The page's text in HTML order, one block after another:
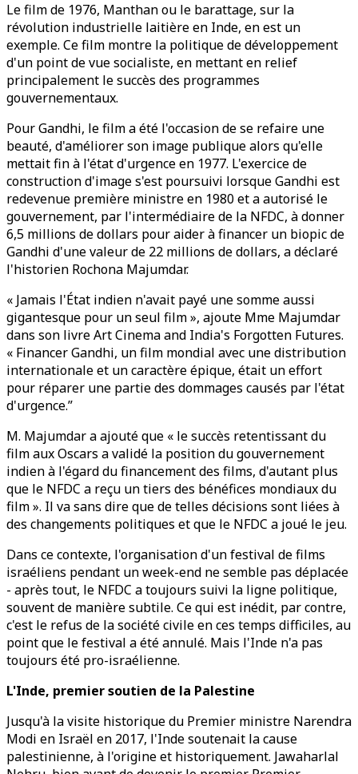
Le film de 1976, Manthan ou le barattage, sur la
révolution industrielle laitière en Inde, en est un
exemple. Ce film montre la politique de développement
d'un point de vue socialiste, en mettant en relief
principalement le succès des programmes
gouvernementaux.
Pour Gandhi, le film a été l'occasion de se refaire une
beauté, d'améliorer son image publique alors qu'elle
mettait fin à l'état d'urgence en 1977. L'exercice de
construction d'image s'est poursuivi lorsque Gandhi est
redevenue première ministre en 1980 et a autorisé le
gouvernement, par l'intermédiaire de la NFDC, à donner
6,5 millions de dollars pour aider à financer un biopic de
Gandhi d'une valeur de 22 millions de dollars, a déclaré
l'historien Rochona Majumdar.
« Jamais l'État indien n'avait payé une somme aussi
gigantesque pour un seul film », ajoute Mme Majumdar
dans son livre Art Cinema and India's Forgotten Futures.
« Financer Gandhi, un film mondial avec une distribution
internationale et un caractère épique, était un effort
pour réparer une partie des dommages causés par l'état
d'urgence.”
M. Majumdar a ajouté que « le succès retentissant du
film aux Oscars a validé la position du gouvernement
indien à l'égard du financement des films, d'autant plus
que le NFDC a reçu un tiers des bénéfices mondiaux du
film ». Il va sans dire que de telles décisions sont liées à
des changements politiques et que le NFDC a joué le jeu.
Dans ce contexte, l'organisation d'un festival de films
israéliens pendant un week-end ne semble pas déplacée
- après tout, le NFDC a toujours suivi la ligne politique,
souvent de manière subtile. Ce qui est inédit, par contre,
c'est le refus de la société civile en ces temps difficiles, au
point que le festival a été annulé. Mais l'Inde n'a pas
toujours été pro-israélienne.
L'Inde, premier soutien de la Palestine
Jusqu'à la visite historique du Premier ministre Narendra
Modi en Israël en 2017, l'Inde soutenait la cause
palestinienne, à l'origine et historiquement. Jawaharlal